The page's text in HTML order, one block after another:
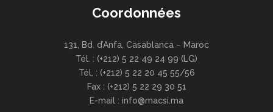
Coordonnées
131, Bd. d’Anfa, Casablanca – Maroc
Tél. : (+212) 5 22 49 24 99 (LG)
Tél. : (+212) 5 22 20 45 55/56
Fax : (+212) 5 22 29 30 51
E-mail : info@macsi.ma